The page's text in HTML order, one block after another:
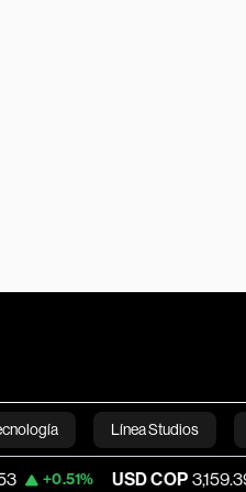
Línea Studios
English
USD COP 3,159.39 -0.52%